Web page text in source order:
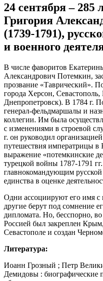
24 сентября – 285
Григория
(1739-1791),
и военного
В числе фаворитов
Александрович Потемкин,
прозвание «Таврический».
города Херсон,
Днепропетровск). В 1784 г.
генерал-фельдмаршалы и
коллегии. Им была
с изменениями в строевой
г. он руководил
путешествия императрицы в
выражение «потемкинские
турецкой войны 1787-1791
главнокомандующим
единства в оценке
Одни ассоциируют его имя с
другие берут под сомнение
дипломата. Но, бесспорно,
Россией был закреплен
Севастополе и создан
Литература:
Иоанн Грозный ; Петр
Демидовы : биографические